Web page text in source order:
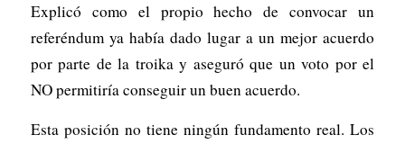
Explicó como el propio hecho de convocar un
referéndum ya había dado lugar a un mejor acuerdo
por parte de la troika y aseguró que un voto por el
NO permitiría conseguir un buen acuerdo.
Esta posición no tiene ningún fundamento real. Los